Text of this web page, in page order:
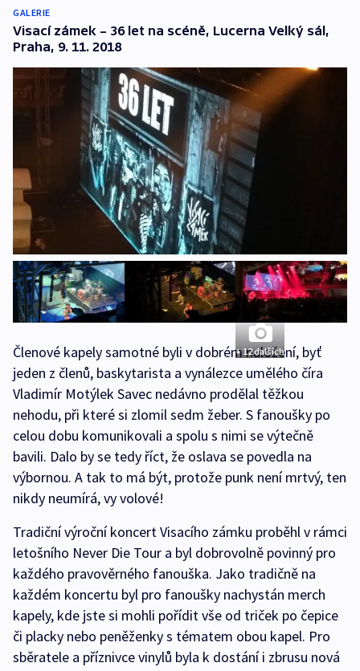
GALERIE
Visací zámek – 36 let na scéně, Lucerna Velký sál,
Praha, 9. 11. 2018
+ 12 dalších
Členové kapely samotné byli v dobrém naložení, byť
jeden z členů, baskytarista a vynálezce umělého číra
Vladimír Motýlek Savec nedávno prodělal těžkou
nehodu, při které si zlomil sedm žeber. S fanoušky po
celou dobu komunikovali a spolu s nimi se výtečně
bavili. Dalo by se tedy říct, že oslava se povedla na
výbornou. A tak to má být, protože punk není mrtvý, ten
nikdy neumírá, vy volové!
Tradiční výroční koncert Visacího zámku proběhl v rámci
letošního Never Die Tour a byl dobrovolně povinný pro
každého pravověrného fanouška. Jako tradičně na
každém koncertu byl pro fanoušky nachystán merch
kapely, kde jste si mohli pořídit vše od triček po čepice
či placky nebo peněženky s tématem obou kapel. Pro
sběratele a příznivce vinylů byla k dostání i zbrusu nová